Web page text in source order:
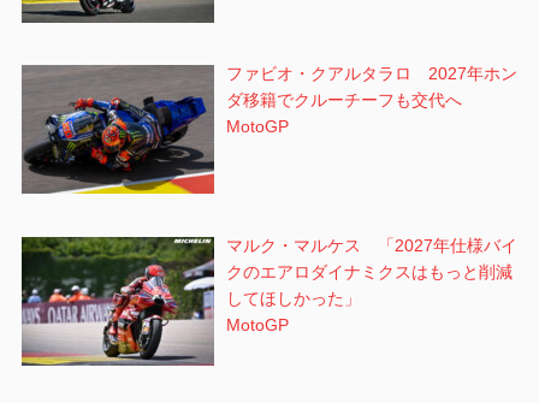
ファビオ・クアルタラロ 2027年ホン
ダ移籍でクルーチーフも交代へ
MotoGP
マルク・マルケス 「2027年仕様バイ
クのエアロダイナミクスはもっと削減
してほしかった」
MotoGP